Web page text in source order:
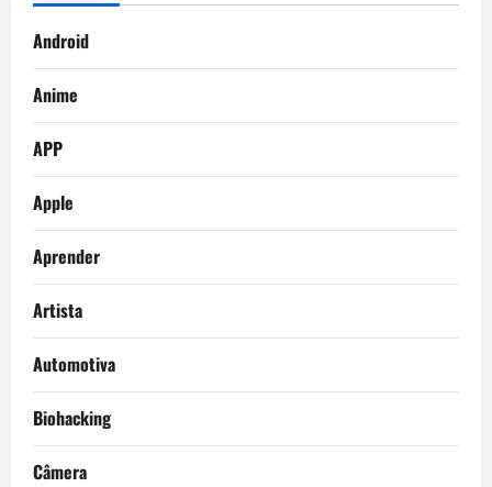
Android
Anime
APP
Apple
Aprender
Artista
Automotiva
Biohacking
Câmera